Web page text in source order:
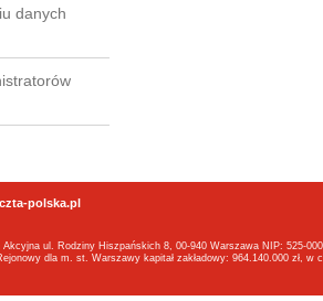
danych
polska.pl
Akcyjna ul. Rodziny Hiszpańskich 8, 00-940 Warszawa NIP: 525-
dla m. st. Warszawy kapitał zakładowy: 964.140.000 zł, w